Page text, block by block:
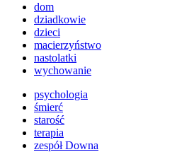
dom
dziadkowie
dzieci
macierzyństwo
nastolatki
wychowanie
psychologia
śmierć
starość
terapia
zespół Downa